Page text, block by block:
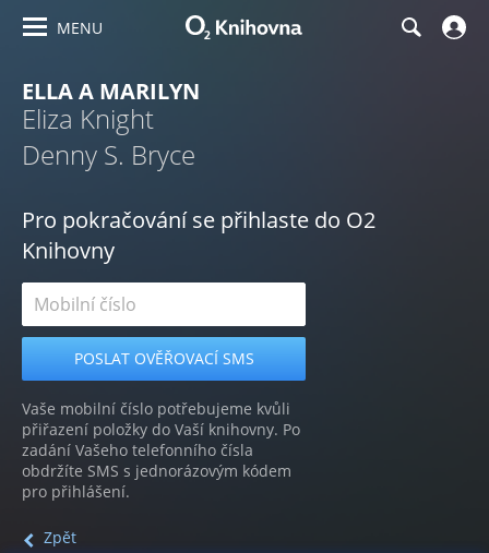
MENU
ELLA A MARILYN
Eliza Knight
Denny S. Bryce
Pro pokračování se přihlaste do O2
Knihovny
Vaše mobilní číslo potřebujeme kvůli
přiřazení položky do Vaší knihovny. Po
zadání Vašeho telefonního čísla
obdržíte SMS s jednorázovým kódem
pro přihlášení.
Zpět